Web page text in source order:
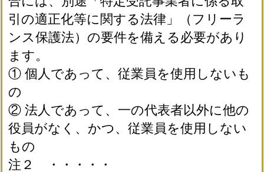
引の適正化等に関する法律」（フリーラ
ンス保護法）の要件を備える必要があり
ます。
① 個人であって、従業員を使用しないも
の
② 法人であって、一の代表者以外に他の
役員がなく、かつ、従業員を使用しない
もの
注２ ・・・・・